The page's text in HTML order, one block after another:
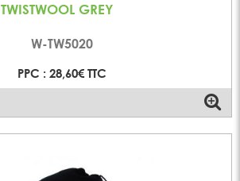
TWISTWOOL GREY
W-TW5020
PPC : 28,60€ TTC